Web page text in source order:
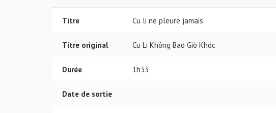
Titre Cu li ne pleure jamais
Titre original Cu Li Không Bao Giò Khóc
Durée 1h33
Date de sortie